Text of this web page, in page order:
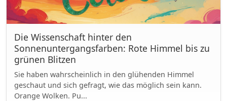
Die Wissenschaft hinter den
Sonnenuntergangsfarben: Rote Himmel bis zu
grünen Blitzen
Sie haben wahrscheinlich in den glühenden Himmel
geschaut und sich gefragt, wie das möglich sein kann.
Orange Wolken. Pu...